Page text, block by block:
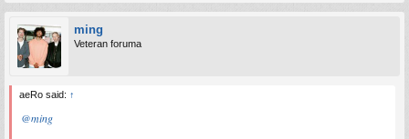
ming
Veteran foruma
aeRo said: ↑
@ming